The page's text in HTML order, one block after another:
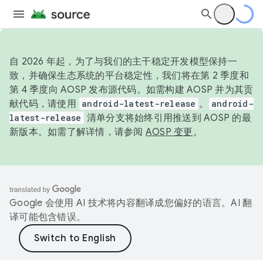
自 2026 年起，为了与我们的主干稳定开发模型保持一
致，并确保生态系统的平台稳定性，我们将在第 2 季度和
第 4 季度向 AOSP 发布源代码。如需构建 AOSP 并为其贡
献代码，请使用 android-latest-release 。
android-
latest-release 清单分支将始终引用推送到 AOSP 的最
新版本。如需了解详情，请参阅 AOSP 变更。
Google 会使用 AI 技术将内容翻译成您偏好的语言。AI 翻
译可能包含错误。